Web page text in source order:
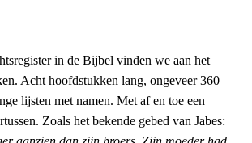
in de Bijbel vinden we aan het
Acht hoofdstukken lang, ongeveer 360
lijsten met namen. Met af en toe een
Zoals het bekende gebed van Jabes: